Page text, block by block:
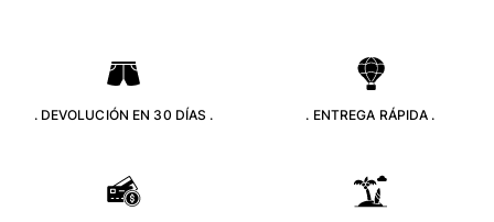
Zapatos
Ver todo Accesorios Niños
Ver todo Bolsas
. DEVOLUCIÓN EN 30 DÍAS . . ENTREGA RÁPIDA .